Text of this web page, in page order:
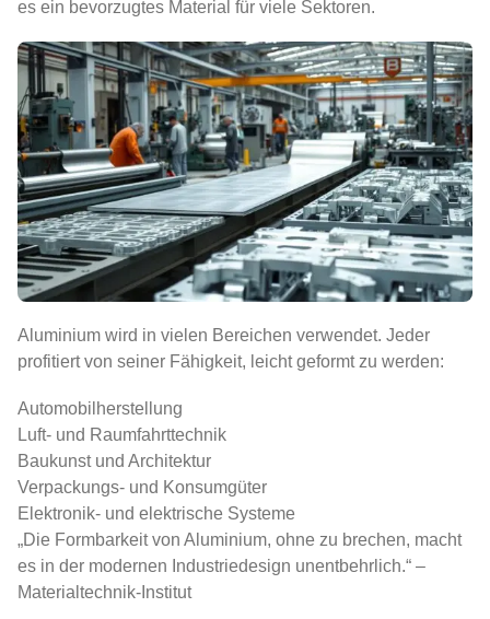
es ein bevorzugtes Material für viele Sektoren.
Aluminium wird in vielen Bereichen verwendet. Jeder
profitiert von seiner Fähigkeit, leicht geformt zu werden:
Automobilherstellung
Luft- und Raumfahrttechnik
Baukunst und Architektur
Verpackungs- und Konsumgüter
Elektronik- und elektrische Systeme
„Die Formbarkeit von Aluminium, ohne zu brechen, macht
es in der modernen Industriedesign unentbehrlich.“ –
Materialtechnik-Institut